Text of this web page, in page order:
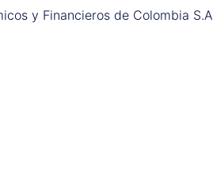
y Financieros de Colombia S.A